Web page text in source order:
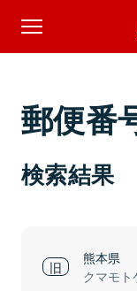
郵便番
検索結果
熊本県
クマモト